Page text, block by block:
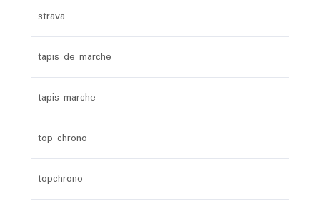
strava
tapis de marche
tapis marche
top chrono
topchrono